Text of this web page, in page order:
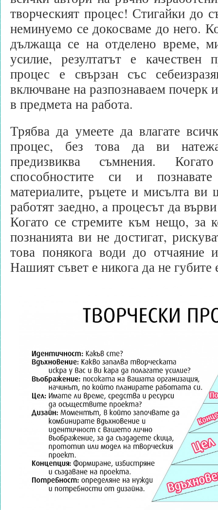
творческият процес! Стигайки до
неминуемо се докосваме до него.
дължаща се на отделено време,
усилие, резултатът е качествен
процес е свързан със
включване на разпознаваем почерк
в предмета на работа.
Трябва да умеете да влагате
процес, без това да ви
предизвиква съмнения.
способностите си и
материалите, ръцете и мисълта ви
работят заедно, а процесът да
Когато се стремите към нещо, за
познанията ви не достигат,
това понякога води до отчаяние
Нашият съвет е никога да не губите